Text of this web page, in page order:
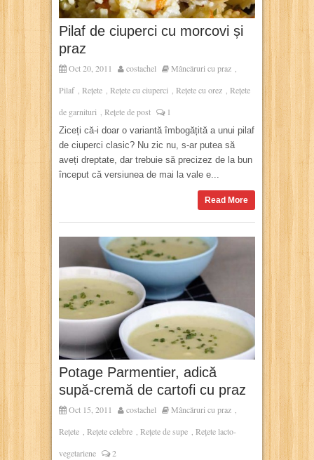
Pilaf de ciuperci cu morcovi și
praz
Oct 20, 2011 costachel Mâncăruri cu praz
Pilaf Rețete Rețete cu ciuperci Rețete cu orez
Rețete
de garnituri
Rețete de post 1
Ziceți că-i doar o variantă îmbogățită a unui pilaf
de ciuperci clasic? Nu zic nu, s-ar putea să
aveți dreptate, dar trebuie să precizez de la bun
început că versiunea de mai la vale e...
Read More
Potage Parmentier, adică
supă-cremă de cartofi cu praz
Oct 15, 2011 costachel Mâncăruri cu praz ,
Rețete , Rețete celebre , Rețete de supe , Rețete lacto-
vegetariene
2